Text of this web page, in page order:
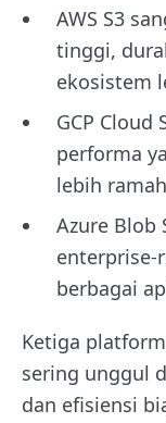
AWS S3
tinggi,
ekosistem
GCP Cloud
performa
lebih
Azure Blob
enterprise-
berbagai
Ketiga
sering unggul
dan efisiensi